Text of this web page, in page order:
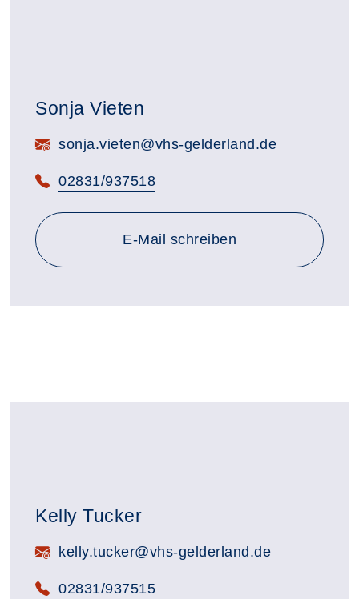
Sonja Vieten
E-Mail:sonja.vieten@vhs-gelderland.de
Telefon:
02831/937518
E-Mail schreiben
Kelly Tucker
E-Mail:kelly.tucker@vhs-gelderland.de
Telefon:
02831/937515